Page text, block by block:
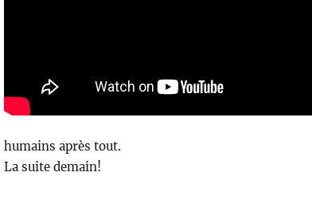
humains après tout.
La suite demain!